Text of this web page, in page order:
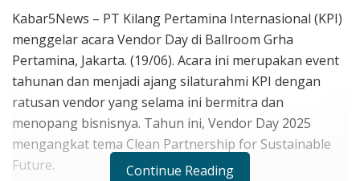
Kabar5News – PT Kilang Pertamina Internasional (KPI)
menggelar acara Vendor Day di Ballroom Grha
Pertamina, Jakarta. (19/06). Acara ini merupakan event
tahunan dan menjadi ajang silaturahmi KPI dengan
ratusan vendor yang selama ini bermitra dan
menopang bisnisnya. Tahun ini, Vendor Day 2025
mengangkat tema Clean Partnership for Sustainable
Future.
Continue Reading